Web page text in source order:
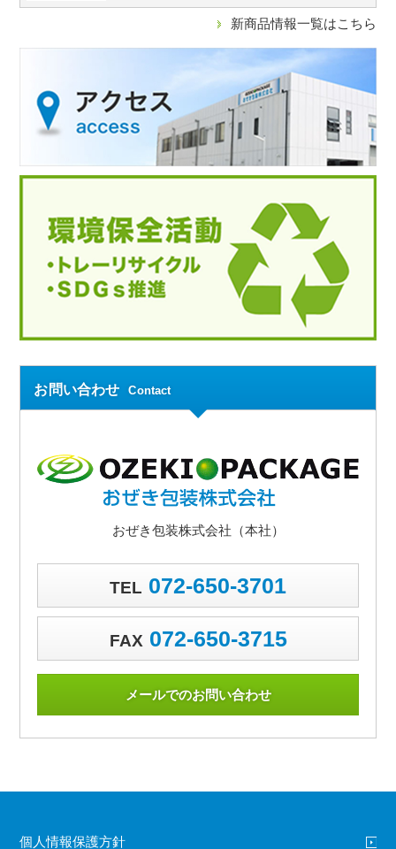
新商品情報一覧はこちら
お問い合わせ Contact
おぜき包装株式会社（本社）
TEL 072-650-3701
FAX 072-650-3715
メールでのお問い合わせ
個人情報保護方針